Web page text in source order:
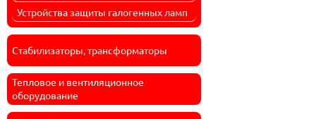
Устройства защиты галогенных ламп
Стабилизаторы, трансформаторы
Тепловое и вентиляционное
оборудование